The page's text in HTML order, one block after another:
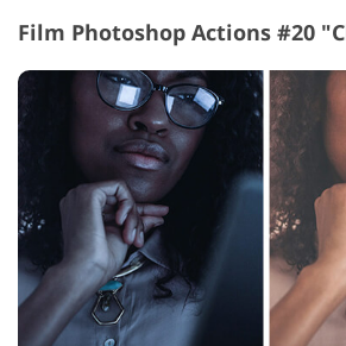
Film Photoshop Actions #20